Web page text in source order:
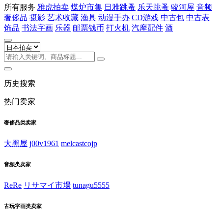
所有服务 雅虎拍卖 煤炉市集 日雅跳蚤 乐天跳蚤 骏河屋 音频
奢侈品 摄影 艺术收藏 渔具 动漫手办 CD游戏 中古包 中古表
饰品 书法字画 乐器 邮票钱币 打火机 汽摩配件 酒
历史搜索
热门卖家
奢侈品类卖家
大黑屋 j00v1961 melcastcojp
音频类卖家
ReRe リサマイ市場 tunagu5555
古玩字画类卖家